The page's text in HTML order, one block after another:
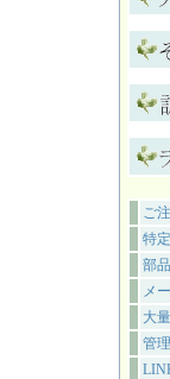
ご
特
部
メ
大
管